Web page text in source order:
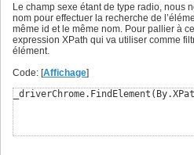
Le champ sexe étant de type radio, nous
nom pour effectuer la recherche de
même id et le même nom. Pour pallier à
expression XPath qui va utiliser comme
élément.
Code: [Affichage]
_driverChrome.FindElement (